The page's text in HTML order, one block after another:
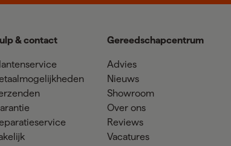
& contact Gereedschapcentrum
Advies
Nieuws
Showroom
Over ons
Reviews
Vacatures